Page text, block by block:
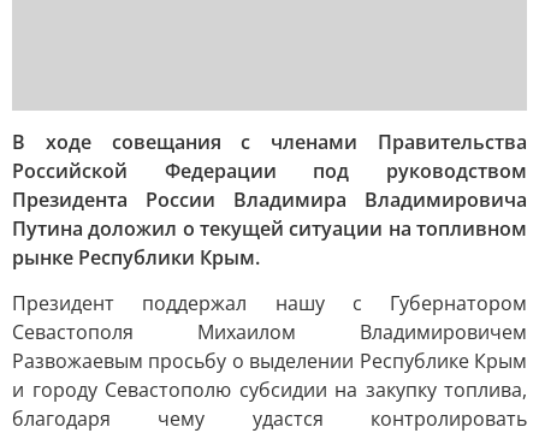
В ходе совещания с членами Правительства
Российской Федерации под руководством
Президента России Владимира Владимировича
Путина доложил о текущей ситуации на топливном
рынке Республики Крым.
Президент поддержал нашу с Губернатором
Севастополя Михаилом Владимировичем
Развожаевым просьбу о выделении Республике Крым
и городу Севастополю субсидии на закупку топлива,
благодаря чему удастся контролировать